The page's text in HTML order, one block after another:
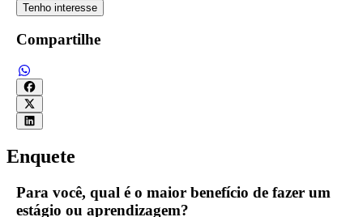
Tenho interesse
Compartilhe
Enquete
Para você, qual é o maior benefício de fazer um
estágio ou aprendizagem?